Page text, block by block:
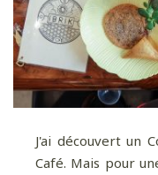
J'ai découvert un
Café. Mais pour